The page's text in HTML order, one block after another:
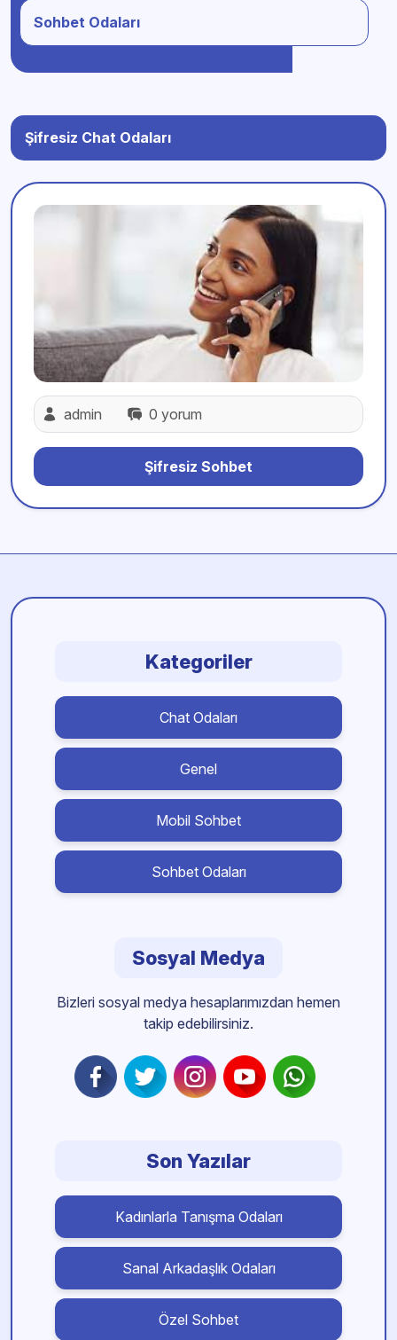
Sohbet Odaları
Şifresiz Chat Odaları
admin 0 yorum
Şifresiz Sohbet
Kategoriler
Chat Odaları
Genel
Mobil Sohbet
Sohbet Odaları
Sosyal Medya
Bizleri sosyal medya hesaplarımızdan hemen
takip edebilirsiniz.
Son Yazılar
Kadınlarla Tanışma Odaları
Sanal Arkadaşlık Odaları
Özel Sohbet